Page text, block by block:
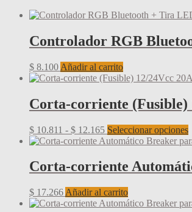
Controlador RGB
$ 8.100 Añadir al carrito
Corta-corriente (Fusible)
$ 10.811 - $ 12.165Rango
de
desde
$ 10.811
$ 12.165
Seleccionar opciones
Corta-corriente
$ 17.266 Añadir al carrito